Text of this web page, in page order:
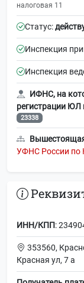
налоговая 11
Статус:
Инспекция
Инспекция
ИФНС, на
регистрации ЮЛ
23338
УФНС России по
ИНН/КПП:
353560,
Красная ул, 7 а